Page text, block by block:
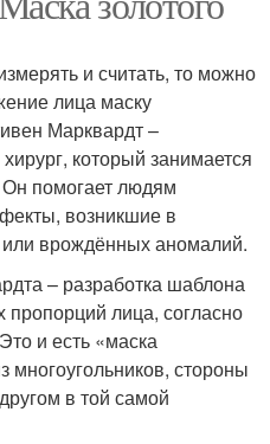
и считать, то можно
лица маску
Марквардт –
который занимается
помогает людям
возникшие в
или врождённых аномалий.
– разработка шаблона
лица, согласно
и есть «маска
многоугольников, стороны
в той самой